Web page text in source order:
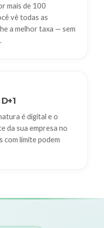
mais de 100
vê todas as
a melhor taxa — sem
é digital e o
da sua empresa no
com limite podem